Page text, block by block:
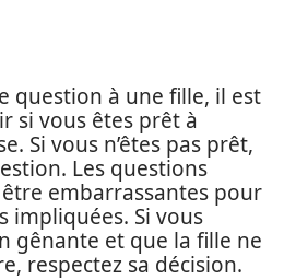
question à une fille, il est
si vous êtes prêt à
Si vous n’êtes pas prêt,
Les questions
embarrassantes pour
impliquées. Si vous
gênante et que la fille ne
respectez sa décision.